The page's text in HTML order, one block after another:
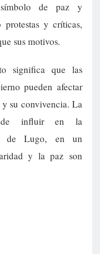
de paz y
protestas y críticas,
sus motivos.
significa que las
pueden afectar
su convivencia. La
influir en la
de Lugo, en un
y la paz son